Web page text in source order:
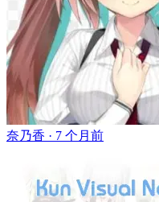
奈乃香 · 7 个月前